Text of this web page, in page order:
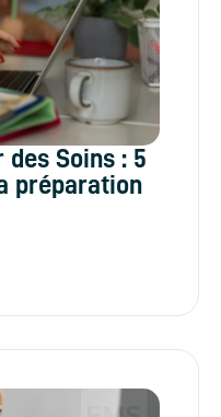
Soins : 5
préparation